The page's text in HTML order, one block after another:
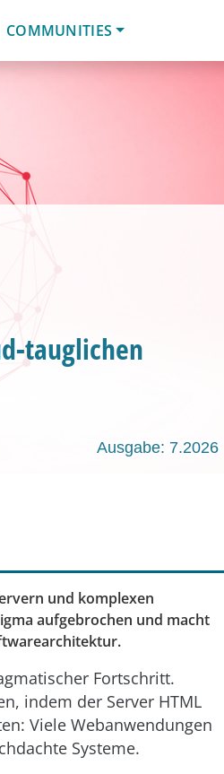
COMMUNITIES
tauglichen
Ausgabe: 7.2026
und komplexen
aufgebrochen und macht
Fortschritt.
indem der Server HTML
Viele Webanwendungen
Systeme.